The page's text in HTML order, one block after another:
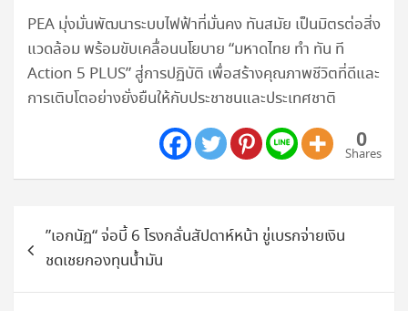
PEA มุ่งมั่นพัฒนาระบบไฟฟ้าที่มั่นคง ทันสมัย เป็นมิตรต่อสิ่ง
แวดล้อม พร้อมขับเคลื่อนนโยบาย “มหาดไทย ทำ ทัน ที
Action 5 PLUS” สู่การปฏิบัติ เพื่อสร้างคุณภาพชีวิตที่ดีและ
การเติบโตอย่างยั่งยืนให้กับประชาชนและประเทศชาติ
0
Shares
แนะแนว
เรื่อง”เอกนัฏ“ จ่อบี้ 6 โรงกลั่นสัปดาห์หน้า ขู่เบรกจ่ายเงิน
ชดเชยกองทุนน้ำมัน